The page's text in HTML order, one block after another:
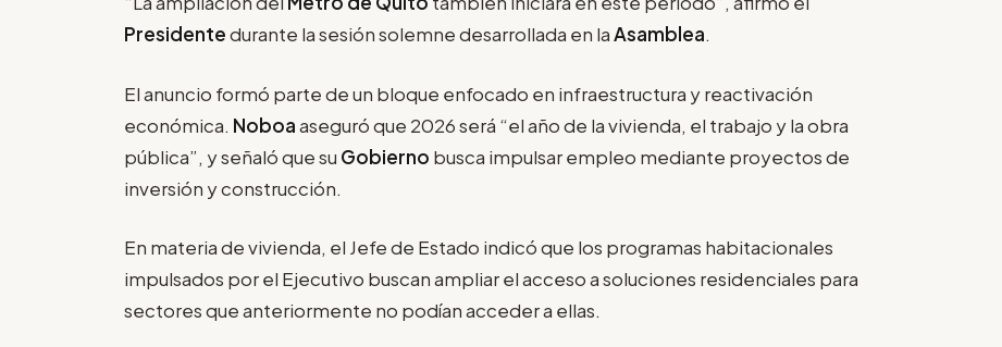
Presidentedurante la sesión solemne desarrollada en laAsamblea.
El anuncio formó parte de un bloque enfocado en infraestructura y reactivación
económica. Noboaaseguró que 2026 será “el año de la vivienda, el trabajo y la obra
pública”, y señaló que su Gobierno busca impulsar empleo mediante proyectos de
inversión y construcción.
En materia de vivienda, el Jefe de Estado indicó que los programas habitacionales
impulsados por el Ejecutivo buscan ampliar el acceso a soluciones residenciales para
sectores que anteriormente no podían acceder a ellas.